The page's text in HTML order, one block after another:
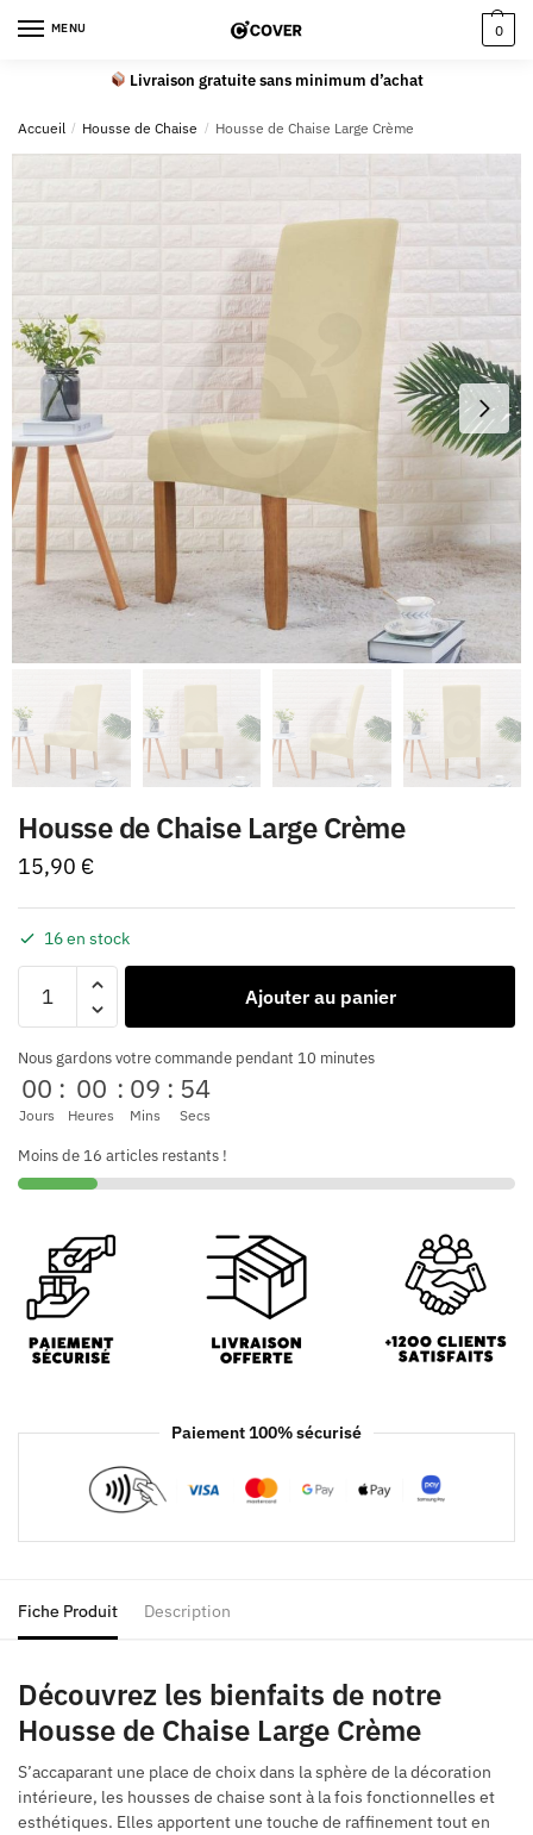
MENU 0
Livraison gratuite sans minimum d’achat
Accueil / Housse de Chaise / Housse de Chaise Large Crème
Housse de Chaise Large Crème
15,90 €
16 en stock
Ajouter au panier
Nous gardons votre commande pendant 10 minutes
00
Jours
: 00
Heures
: 09
Mins
: 52
Secs
Moins de 16 articles restants !
Paiement 100% sécurisé
Fiche Produit Description
Découvrez les bienfaits de notre
Housse de Chaise Large Crème
S’accaparant une place de choix dans la sphère de la décoration
intérieure, les housses de chaise sont à la fois fonctionnelles et
esthétiques. Elles apportent une touche de raffinement tout en